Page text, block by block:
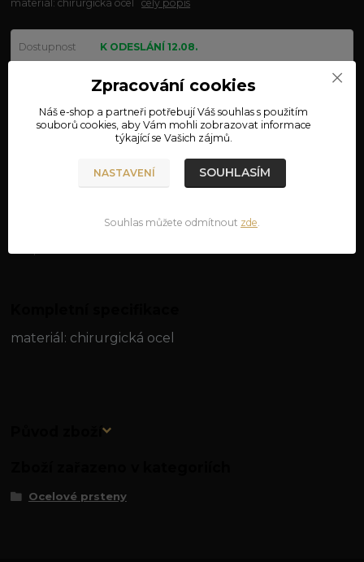
materiál: chirurgická ocelcelý popis
Dostupnost
K ODESLÁNÍ 12.08.
Nejsme plátci DPH
materiál: chirurgická ocel
Původ zboží
Ocelové prsteny
Zpracování cookies
Náš e-shop a partneři potřebují Vášsouhlas s použitím
souborů cookies, aby Vám mohli zobrazovat informace
týkající se Vašich zájmů.
NASTAVENÍ SOUHLASÍM
Souhlas můžete odmítnout zde